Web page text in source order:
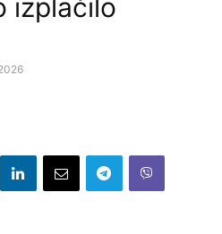
izplačilo